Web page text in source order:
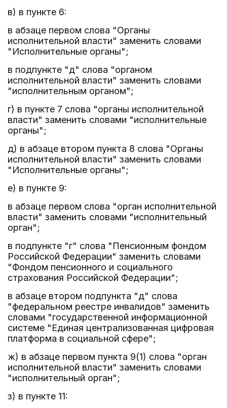
в) в пункте 6:
в абзаце первом слова "Органы
исполнительной власти" заменить словами
"Исполнительные органы";
в подпункте "д" слова "органом
исполнительной власти" заменить словами
"исполнительным органом";
г) в пункте 7 слова "органы исполнительной
власти" заменить словами "исполнительные
органы";
д) в абзаце втором пункта 8 слова "Органы
исполнительной власти" заменить словами
"Исполнительные органы";
е) в пункте 9:
в абзаце первом слова "орган исполнительной
власти" заменить словами "исполнительный
орган";
в подпункте "г" слова "Пенсионным фондом
Российской Федерации" заменить словами
"Фондом пенсионного и социального
страхования Российской Федерации";
в абзаце втором подпункта "д" слова
"федеральном реестре инвалидов" заменить
словами "государственной информационной
системе "Единая централизованная цифровая
платформа в социальной сфере";
ж) в абзаце первом пункта 9(1) слова "орган
исполнительной власти" заменить словами
"исполнительный орган";
з) в пункте 11: